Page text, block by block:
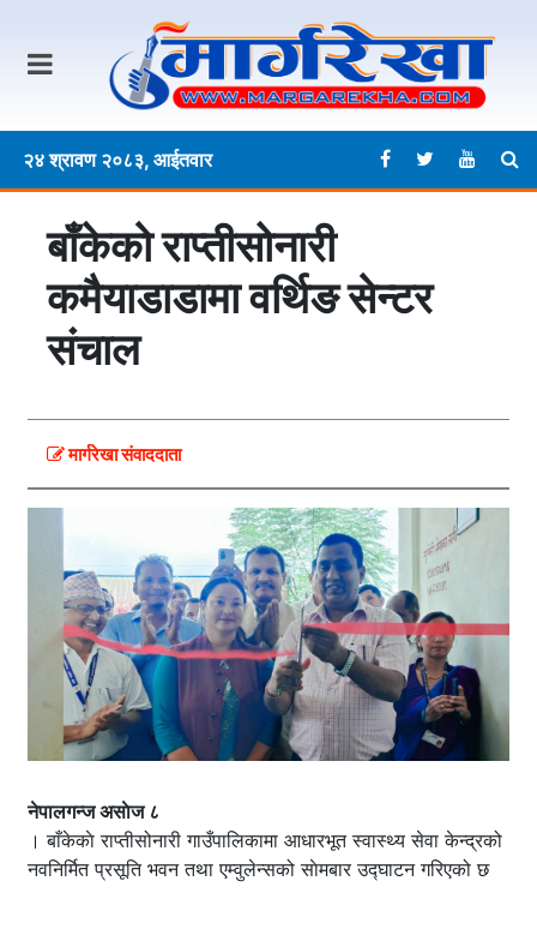
२४ श्रावण २०८३, आईतवार
बाँकेकाे राप्तीसोनारी
कमैयाडाडामा वर्थिङ सेन्टर
संचाल
मार्गरेखा संवाददाता
नेपालगन्ज असाेज ८
। बाँकेकाे राप्तीसोनारी गाउँपालिकामा आधारभूत स्वास्थ्य सेवा केन्द्रको
नवनिर्मित प्रसूति भवन तथा एम्वुलेन्सको साेमबार उद्घाटन गरिएको छ